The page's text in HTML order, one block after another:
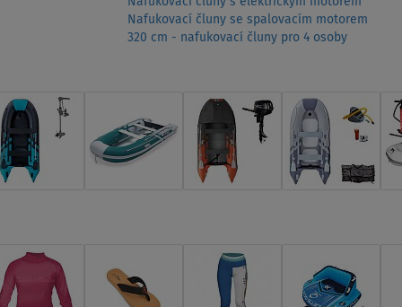
Nafukovací čluny se spalovacím motorem
320 cm - nafukovací čluny pro 4 osoby